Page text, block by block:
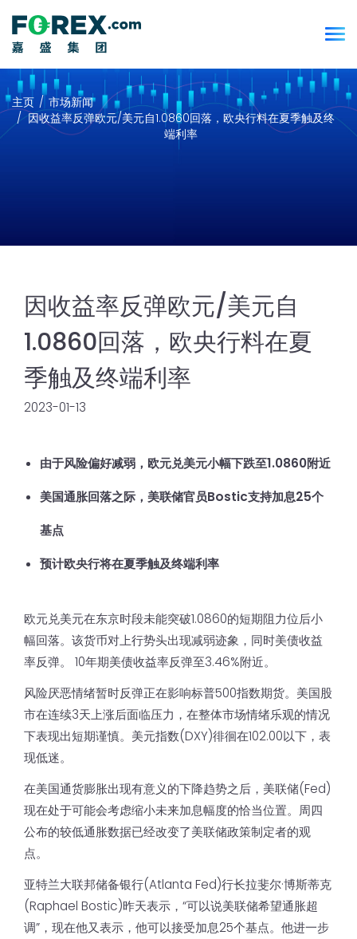
主页
市场新闻
因收益率反弹欧元/美元自1.0860回落，欧央行料在夏季触及终
端利率
因收益率反弹欧元/美元自
1.0860回落，欧央行料在夏
季触及终端利率
2023-01-13
由于风险偏好减弱，欧元兑美元小幅下跌至1.0860附近
美国通胀回落之际，美联储官员Bostic支持加息25个
基点
预计欧央行将在夏季触及终端利率
欧元兑美元在东京时段未能突破1.0860的短期阻力位后小
幅回落。该货币对上行势头出现减弱迹象，同时美债收益
率反弹。 10年期美债收益率反弹至3.46%附近。
风险厌恶情绪暂时反弹正在影响标普500指数期货。美国股
市在连续3天上涨后面临压力，在整体市场情绪乐观的情况
下表现出短期谨慎。美元指数(DXY)徘徊在102.00以下，表
现低迷。
在美国通货膨胀出现有意义的下降趋势之后，美联储(Fed)
现在处于可能会考虑缩小未来加息幅度的恰当位置。周四
公布的较低通胀数据已经改变了美联储政策制定者的观
点。
亚特兰大联邦储备银行(Atlanta Fed)行长拉斐尔·博斯蒂克
(Raphael Bostic)昨天表示，“可以说美联储希望通胀超
调”，现在他又表示，他可以接受加息25个基点。他进一步